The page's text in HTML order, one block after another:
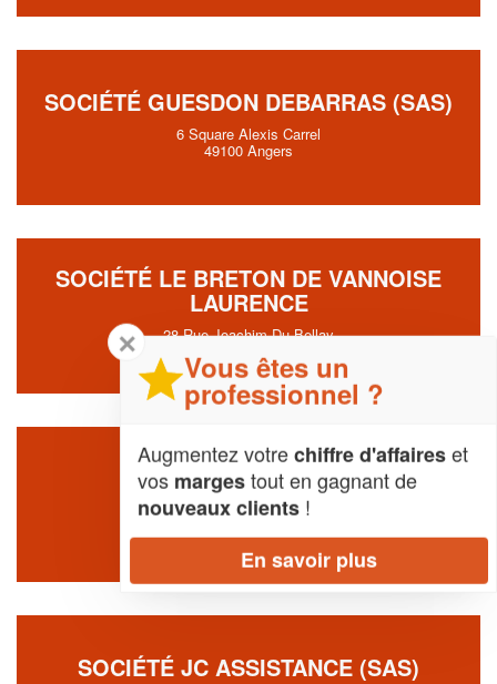
SOCIÉTÉ GUESDON DEBARRAS (SAS)
6 Square Alexis Carrel
49100 Angers
SOCIÉTÉ LE BRETON DE VANNOISE
LAURENCE
28 Rue Joachim Du Bellay
SOCIÉTÉ SCI LOCATIVE
111 Avenue Victor Chatenay
SOCIÉTÉ JC ASSISTANCE (SAS)
✕
Vous êtes un
professionnel ?
Augmentez votrechiffre d'affaireset
vos margestout en gagnant de
nouveaux clients !
En savoir plus